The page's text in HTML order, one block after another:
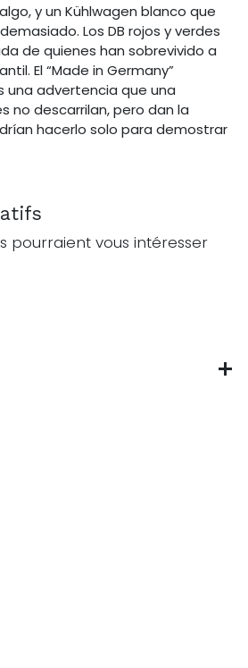
y un Kühlwagen blanco que
Los DB rojos y verdes
de quienes han sobrevivido a
El “Made in Germany”
advertencia que una
no descarrilan, pero dan la
hacerlo solo para demostrar
pourraient vous intéresser